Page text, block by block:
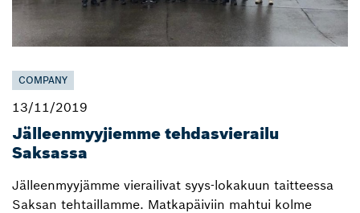
COMPANY
13/11/2019
Jälleenmyyjiemme tehdasvierailu
Saksassa
Jälleenmyyjämme vierailivat syys-lokakuun taitteessa
Saksan tehtaillamme. Matkapäiviin mahtui kolme